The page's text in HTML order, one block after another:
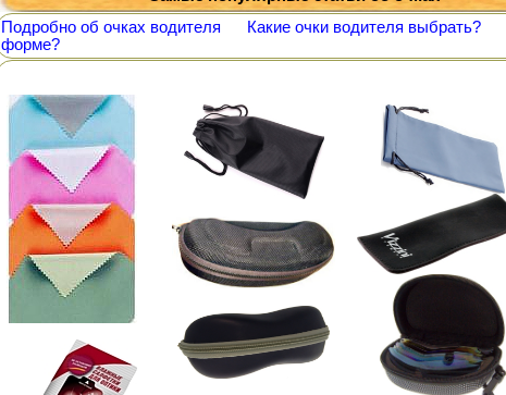
Подробно об очках водителя
Какие очки водителя выбрать?
форме?